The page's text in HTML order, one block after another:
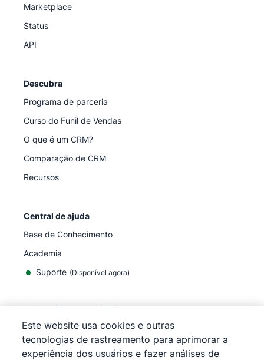
Marketplace
Status
API
Descubra
Programa de parceria
Curso do Funil de Vendas
O que é um CRM?
Comparação de CRM
Recursos
Central de ajuda
Base de Conhecimento
Academia
Suporte (Disponível agora)
©2026Pipedrive
Pipedrive
Este website usa cookies e outras
tecnologias de rastreamento para aprimorar a
experiência dos usuários e fazer análises de